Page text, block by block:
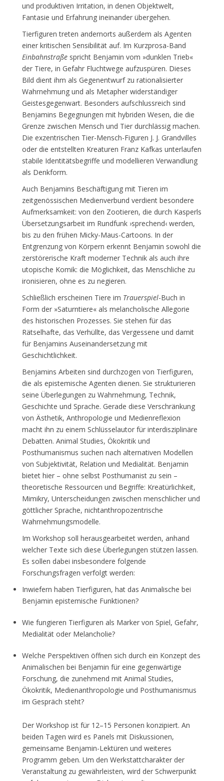
und produktiven Irritation, in denen Objektwelt,
Fantasie und Erfahrung ineinander übergehen.
Tierfiguren treten andernorts außerdem als Agenten
einer kritischen Sensibilität auf. Im Kurzprosa-Band
Einbahnstraße spricht Benjamin vom »dunklen Trieb«
der Tiere, in Gefahr Fluchtwege aufzuspüren. Dieses
Bild dient ihm als Gegenentwurf zu rationalisierter
Wahrnehmung und als Metapher widerständiger
Geistesgegenwart. Besonders aufschlussreich sind
Benjamins Begegnungen mit hybriden Wesen, die die
Grenze zwischen Mensch und Tier durchlässig machen.
Die exzentrischen Tier-Mensch-Figuren J. J. Grandvilles
oder die entstellten Kreaturen Franz Kafkas unterlaufen
stabile Identitätsbegriffe und modellieren Verwandlung
als Denkform.
Auch Benjamins Beschäftigung mit Tieren im
zeitgenössischen Medienverbund verdient besondere
Aufmerksamkeit: von den Zootieren, die durch Kasperls
Übersetzungsarbeit im Rundfunk ›sprechend‹ werden,
bis zu den frühen Micky-Maus-Cartoons. In der
Entgrenzung von Körpern erkennt Benjamin sowohl die
zerstörerische Kraft moderner Technik als auch ihre
utopische Komik: die Möglichkeit, das Menschliche zu
ironisieren, ohne es zu negieren.
Schließlich erscheinen Tiere im Trauerspiel-Buch in
Form der »Saturntiere« als melancholische Allegorie
des historischen Prozesses. Sie stehen für das
Rätselhafte, das Verhüllte, das Vergessene und damit
für Benjamins Auseinandersetzung mit
Geschichtlichkeit.
Benjamins Arbeiten sind durchzogen von Tierfiguren,
die als epistemische Agenten dienen. Sie strukturieren
seine Überlegungen zu Wahrnehmung, Technik,
Geschichte und Sprache. Gerade diese Verschränkung
von Ästhetik, Anthropologie und Medienreflexion
macht ihn zu einem Schlüsselautor für interdisziplinäre
Debatten. Animal Studies, Ökokritik und
Posthumanismus suchen nach alternativen Modellen
von Subjektivität, Relation und Medialität. Benjamin
bietet hier – ohne selbst Posthumanist zu sein –
theoretische Ressourcen und Begriffe: Kreatürlichkeit,
Mimikry, Unterscheidungen zwischen menschlicher und
göttlicher Sprache, nichtanthropozentrische
Wahrnehmungsmodelle.
Im Workshop soll herausgearbeitet werden, anhand
welcher Texte sich diese Überlegungen stützen lassen.
Es sollen dabei insbesondere folgende
Forschungsfragen verfolgt werden:
Inwiefern haben Tierfiguren, hat das Animalische bei
Benjamin epistemische Funktionen?
Wie fungieren Tierfiguren als Marker von Spiel, Gefahr,
Medialität oder Melancholie?
Welche Perspektiven öffnen sich durch ein Konzept des
Animalischen bei Benjamin für eine gegenwärtige
Forschung, die zunehmend mit Animal Studies,
Ökokritik, Medienanthropologie und Posthumanismus
im Gespräch steht?
Der Workshop ist für 12–15 Personen konzipiert. An
beiden Tagen wird es Panels mit Diskussionen,
gemeinsame Benjamin-Lektüren und weiteres
Programm geben. Um den Werkstattcharakter der
Veranstaltung zu gewährleisten, wird der Schwerpunkt